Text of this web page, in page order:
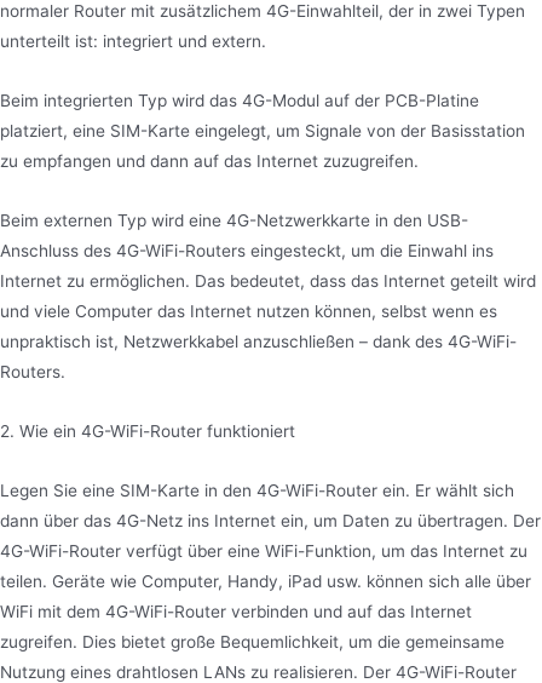
normaler Router mit zusätzlichem 4G-Einwahlteil, der in zwei Typen
unterteilt ist: integriert und extern.
Beim integrierten Typ wird das 4G-Modul auf der PCB-Platine
platziert, eine SIM-Karte eingelegt, um Signale von der Basisstation
zu empfangen und dann auf das Internet zuzugreifen.
Beim externen Typ wird eine 4G-Netzwerkkarte in den USB-
Anschluss des 4G-WiFi-Routers eingesteckt, um die Einwahl ins
Internet zu ermöglichen. Das bedeutet, dass das Internet geteilt wird
und viele Computer das Internet nutzen können, selbst wenn es
unpraktisch ist, Netzwerkkabel anzuschließen – dank des 4G-WiFi-
Routers.
2. Wie ein 4G-WiFi-Router funktioniert
Legen Sie eine SIM-Karte in den 4G-WiFi-Router ein. Er wählt sich
dann über das 4G-Netz ins Internet ein, um Daten zu übertragen. Der
4G-WiFi-Router verfügt über eine WiFi-Funktion, um das Internet zu
teilen. Geräte wie Computer, Handy, iPad usw. können sich alle über
WiFi mit dem 4G-WiFi-Router verbinden und auf das Internet
zugreifen. Dies bietet große Bequemlichkeit, um die gemeinsame
Nutzung eines drahtlosen LANs zu realisieren. Der 4G-WiFi-Router